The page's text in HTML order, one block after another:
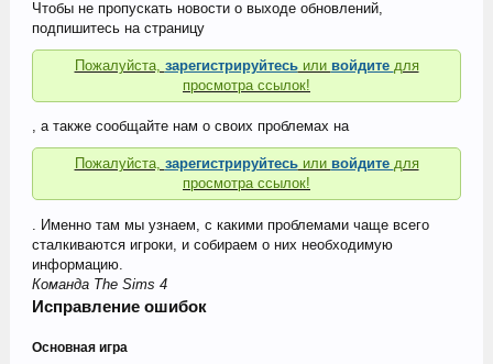
Чтобы не пропускать новости о выходе обновлений,
подпишитесь на страницу
Пожалуйста, зарегистрируйтесьили войдите для
просмотра ссылок!
, а также сообщайте нам о своих проблемах на
Пожалуйста, зарегистрируйтесьили войдите для
просмотра ссылок!
. Именно там мы узнаем, с какими проблемами чаще всего
сталкиваются игроки, и собираем о них необходимую
информацию.
Команда The Sims 4
Исправление ошибок
Основная игра